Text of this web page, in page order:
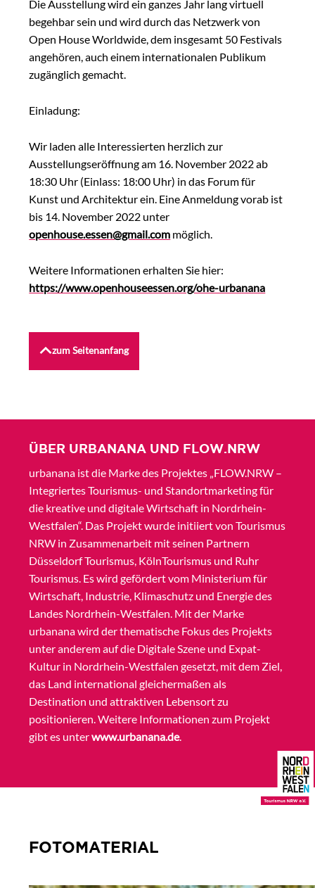
Die Ausstellung wird ein ganzes Jahr lang virtuell
begehbar sein und wird durch das Netzwerk von
Open House Worldwide, dem insgesamt 50 Festivals
angehören, auch einem internationalen Publikum
zugänglich gemacht.
Einladung:
Wir laden alle Interessierten herzlich zur
Ausstellungseröffnung am 16. November 2022 ab
18:30 Uhr (Einlass: 18:00 Uhr) in das Forum für
Kunst und Architektur ein. Eine Anmeldung vorab ist
bis 14. November 2022 unter
openhouse.essen@gmail.com möglich.
Weitere Informationen erhalten Sie hier:
https://www.openhouseessen.org/ohe-urbanana
zum Seitenanfang
ÜBER URBANANA UND FLOW.NRW
urbanana ist die Marke des Projektes „FLOW.NRW –
Integriertes Tourismus- und Standortmarketing für
die kreative und digitale Wirtschaft in Nordrhein-
Westfalen“. Das Projekt wurde initiiert von Tourismus
NRW in Zusammenarbeit mit seinen Partnern
Düsseldorf Tourismus, KölnTourismus und Ruhr
Tourismus. Es wird gefördert vom Ministerium für
Wirtschaft, Industrie, Klimaschutz und Energie des
Landes Nordrhein-Westfalen. Mit der Marke
urbanana wird der thematische Fokus des Projekts
unter anderem auf die Digitale Szene und Expat-
Kultur in Nordrhein-Westfalen gesetzt, mit dem Ziel,
das Land international gleichermaßen als
Destination und attraktiven Lebensort zu
positionieren. Weitere Informationen zum Projekt
gibt es unterwww.urbanana.de.
FOTOMATERIAL